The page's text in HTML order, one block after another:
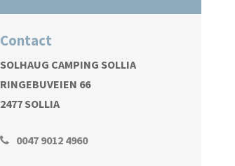
Contact
SOLHAUG CAMPING SOLLIA
RINGEBUVEIEN 66
2477 SOLLIA
0047 9012 4960